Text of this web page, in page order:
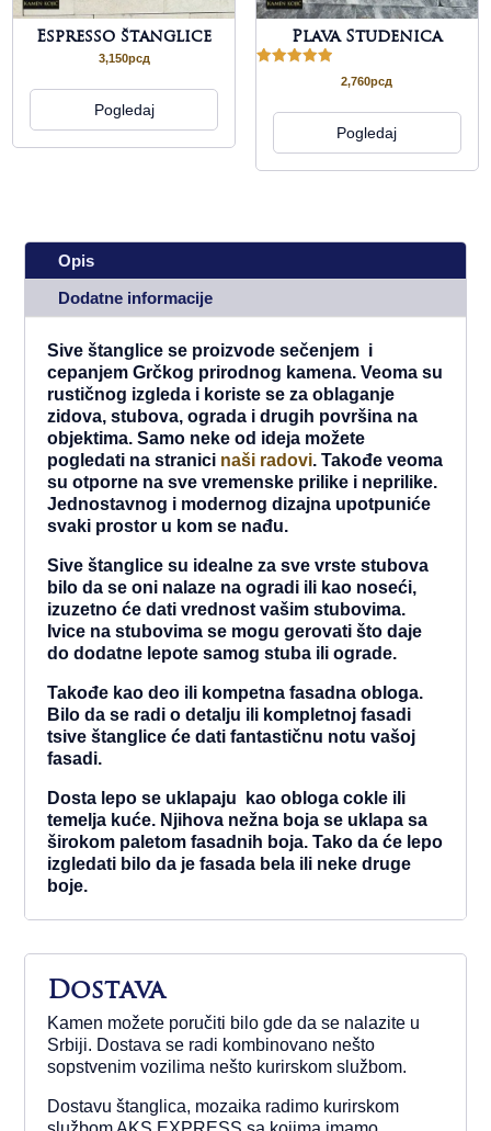
Espresso štanglice
3,150рсд
Pogledaj
Plava Studenica
od 5
2,760рсд
Pogledaj
Opis
Dodatne informacije
Sive štanglice se proizvode sečenjem i
cepanjem Grčkog prirodnog kamena. Veoma su
rustičnog izgleda i koriste se za oblaganje
zidova, stubova, ograda i drugih površina na
objektima. Samo neke od ideja možete
pogledati na stranici naši radovi. Takođe veoma
su otporne na sve vremenske prilike i neprilike.
Jednostavnog i modernog dizajna upotpuniće
svaki prostor u kom se nađu.
Sive štanglice su idealne za sve vrste stubova
bilo da se oni nalaze na ogradi ili kao noseći,
izuzetno će dati vrednost vašim stubovima.
Ivice na stubovima se mogu gerovati što daje
do dodatne lepote samog stuba ili ograde.
Takođe kao deo ili kompetna fasadna obloga.
Bilo da se radi o detalju ili kompletnoj fasadi
tsive štanglice će dati fantastičnu notu vašoj
fasadi.
Dosta lepo se uklapaju kao obloga cokle ili
temelja kuće. Njihova nežna boja se uklapa sa
širokom paletom fasadnih boja. Tako da će lepo
izgledati bilo da je fasada bela ili neke druge
boje.
Dostava
Kamen možete poručiti bilo gde da se nalazite u
Srbiji. Dostava se radi kombinovano nešto
sopstvenim vozilima nešto kurirskom službom.
Dostavu štanglica, mozaika radimo kurirskom